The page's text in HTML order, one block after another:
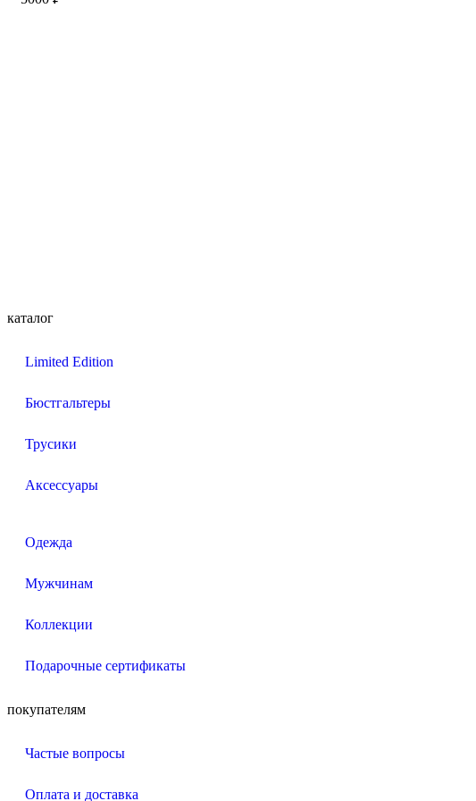
каталог
Limited Edition
Бюстгальтеры
Трусики
Аксессуары
Одежда
Мужчинам
Коллекции
Подарочные сертификаты
покупателям
Частые вопросы
Оплата и доставка